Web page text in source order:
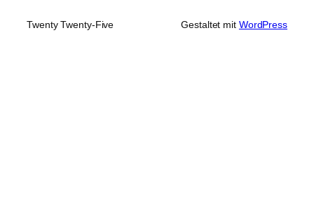
Twenty Twenty-Five Gestaltet mit WordPress